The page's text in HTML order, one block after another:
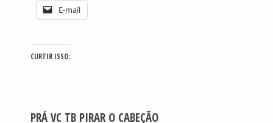
E-mail
CURTIR ISSO:
PRÁ VC TB PIRAR O CABEÇÃO